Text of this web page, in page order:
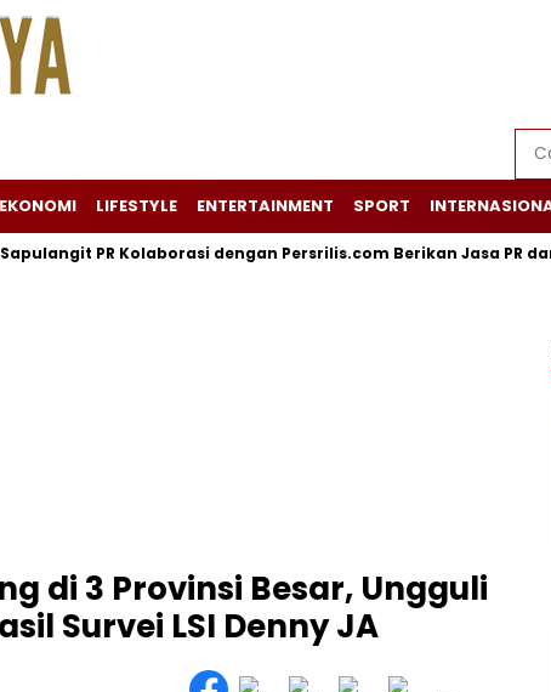
EKONOMI LIFESTYLE ENTERTAINMENT SPORT
PR Kolaborasi dengan Persrilis.com Berikan Jasa PR dan
di 3 Provinsi Besar, Ungguli
Survei LSI Denny JA